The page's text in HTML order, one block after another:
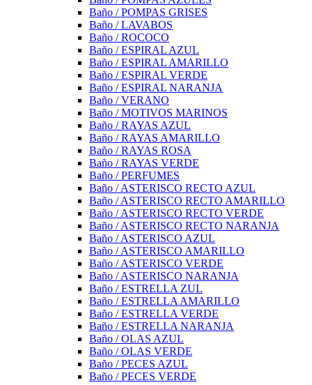
Baño / POMPAS GRISES
Baño / LAVABOS
Baño / ROCOCO
Baño / ESPIRAL AZUL
Baño / ESPIRAL AMARILLO
Baño / ESPIRAL VERDE
Baño / ESPIRAL NARANJA
Baño / VERANO
Baño / MOTIVOS MARINOS
Baño / RAYAS AZUL
Baño / RAYAS AMARILLO
Baño / RAYAS ROSA
Baño / RAYAS VERDE
Baño / PERFUMES
Baño / ASTERISCO RECTO AZUL
Baño / ASTERISCO RECTO AMARILLO
Baño / ASTERISCO RECTO VERDE
Baño / ASTERISCO RECTO NARANJA
Baño / ASTERISCO AZUL
Baño / ASTERISCO AMARILLO
Baño / ASTERISCO VERDE
Baño / ASTERISCO NARANJA
Baño / ESTRELLA ZUL
Baño / ESTRELLA AMARILLO
Baño / ESTRELLA VERDE
Baño / ESTRELLA NARANJA
Baño / OLAS AZUL
Baño / OLAS VERDE
Baño / PECES AZUL
Baño / PECES VERDE